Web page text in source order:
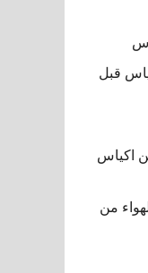
قبل
اكياس
من